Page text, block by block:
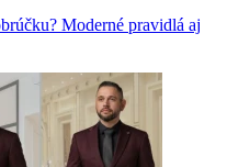
Moderné pravidlá aj